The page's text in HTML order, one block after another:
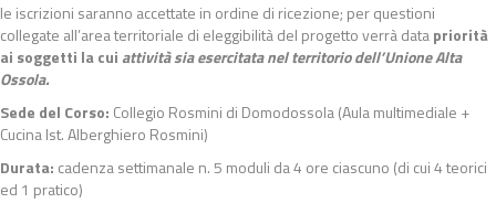
le iscrizioni saranno accettate in ordine di ricezione; per questioni
collegate all’area territoriale di eleggibilità del progetto verrà datapriorità
ai soggetti la cui attività sia esercitata nel territorio dell’Unione Alta
Ossola.
Sede del Corso: Collegio Rosmini di Domodossola (Aula multimediale +
Cucina Ist. Alberghiero Rosmini)
Durata: cadenza settimanale n. 5 moduli da 4 ore ciascuno (di cui 4 teorici
ed 1 pratico)